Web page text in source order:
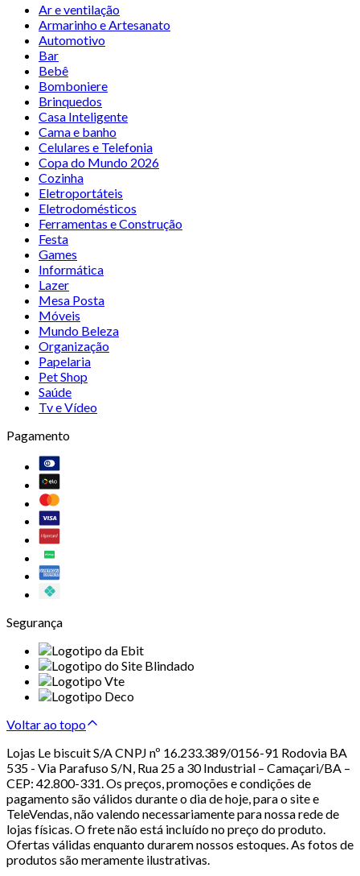
Ar e ventilação
Armarinho e Artesanato
Automotivo
Bar
Bebê
Bomboniere
Brinquedos
Casa Inteligente
Cama e banho
Celulares e Telefonia
Copa do Mundo 2026
Cozinha
Eletroportáteis
Eletrodomésticos
Ferramentas e Construção
Festa
Games
Informática
Lazer
Mesa Posta
Móveis
Mundo Beleza
Organização
Papelaria
Pet Shop
Saúde
Tv e Vídeo
Pagamento
Segurança
Voltar ao topo
Lojas Le biscuit S/A CNPJ nº 16.233.389/0156-91 Rodovia BA
535 - Via Parafuso S/N, Rua 25 a 30 Industrial – Camaçari/BA –
CEP: 42.800-331. Os preços, promoções e condições de
pagamento são válidos durante o dia de hoje, para o site e
TeleVendas, não valendo necessariamente para nossa rede de
lojas físicas. O frete não está incluído no preço do produto.
Ofertas válidas enquanto durarem nossos estoques. As fotos de
produtos são meramente ilustrativas.